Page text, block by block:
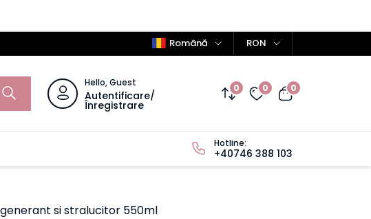
Română RON
Hello, Guest
Autentificare/
Înregistrare
0 0 0
Hotline:
+40746 388 103
si stralucitor 550ml